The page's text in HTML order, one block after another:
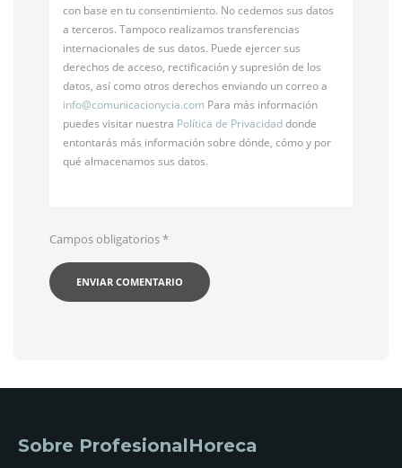
con base en tu consentimiento. No cedemos sus datos
a terceros. Tampoco realizamos transferencias
internacionales de sus datos. Puede ejercer sus
derechos de acceso, rectificación y supresión de los
datos, así como otros derechos enviando un correo a
info@comunicacionycia.com Para más información
puedes visitar nuestra Política de Privacidaddonde
entontarás más información sobre dónde, cómo y por
qué almacenamos sus datos.
Campos obligatorios*
Sobre ProfesionalHoreca